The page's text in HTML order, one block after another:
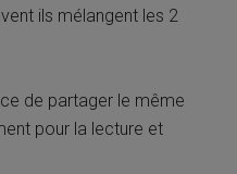
ils mélangent les 2
de partager le même
pour la lecture et